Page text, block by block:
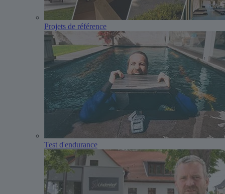
Projets de référence
Test d'endurance